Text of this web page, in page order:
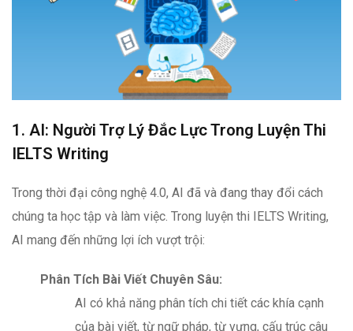
1. AI: Người Trợ Lý Đắc Lực Trong Luyện Thi
IELTS Writing
Trong thời đại công nghệ 4.0, AI đã và đang thay đổi cách
chúng ta học tập và làm việc. Trong luyện thi IELTS Writing,
AI mang đến những lợi ích vượt trội:
Phân Tích Bài Viết Chuyên Sâu:
AI có khả năng phân tích chi tiết các khía cạnh
của bài viết, từ ngữ pháp, từ vựng, cấu trúc câu